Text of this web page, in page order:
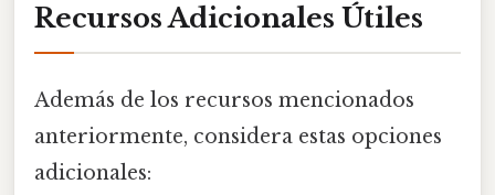
Recursos Adicionales Útiles
Además de los recursos mencionados
anteriormente, considera estas opciones
adicionales: